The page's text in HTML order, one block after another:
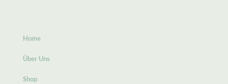
Home
Über Uns
Shop